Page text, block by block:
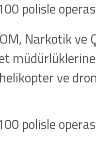
Narkotik ve
helikopter ve